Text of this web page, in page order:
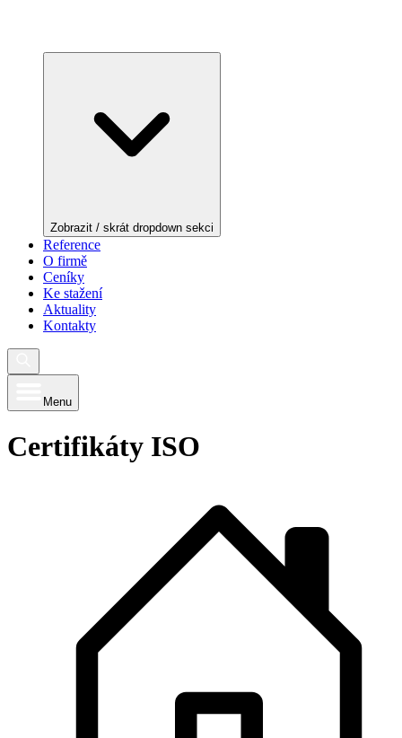
Zobrazit / skrát dropdown sekci
Reference
O firmě
Ceníky
Ke stažení
Aktuality
Kontakty
Menu
Certifikáty ISO